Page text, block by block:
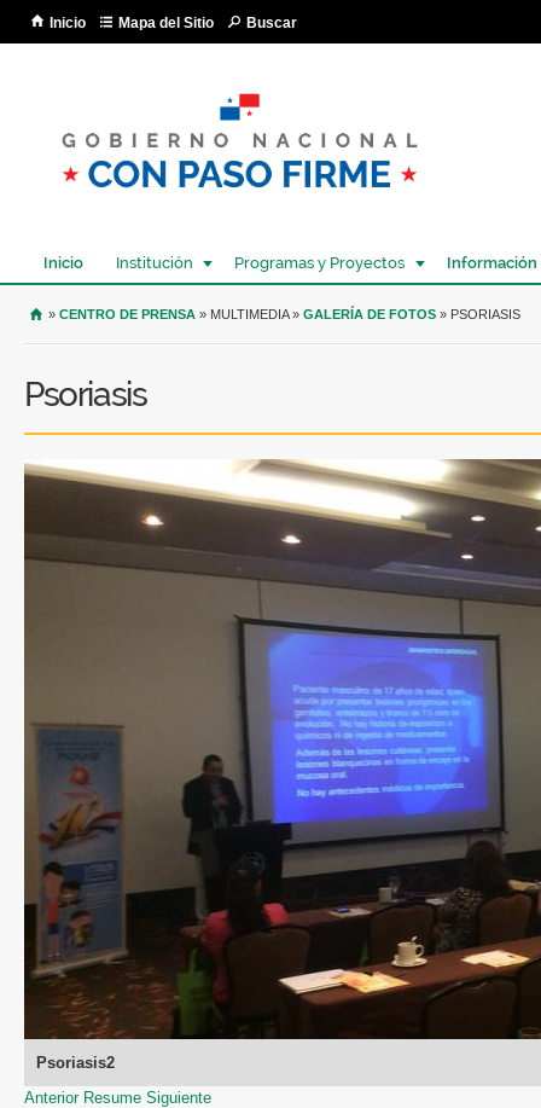
Inicio Mapa del Sitio Buscar
Inicio Institución Programas y Proyectos Información
USTED SE ENCUENTRA AQUÍ
» CENTRO DE PRENSA » MULTIMEDIA » GALERÍA DE FOTOS » PSORIASIS
Psoriasis
Psoriasis2
Anterior Resume Siguiente